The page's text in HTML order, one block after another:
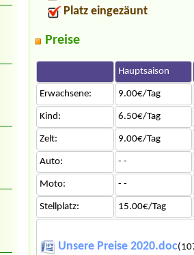
Platz eingezäunt
Preise
Hauptsaison
Erwachsene: 9.00€/Tag
Kind: 6.50€/Tag
Zelt: 9.00€/Tag
Auto: - -
Moto: - -
Stellplatz: 15.00€/Tag
Unsere Preise 2020.doc